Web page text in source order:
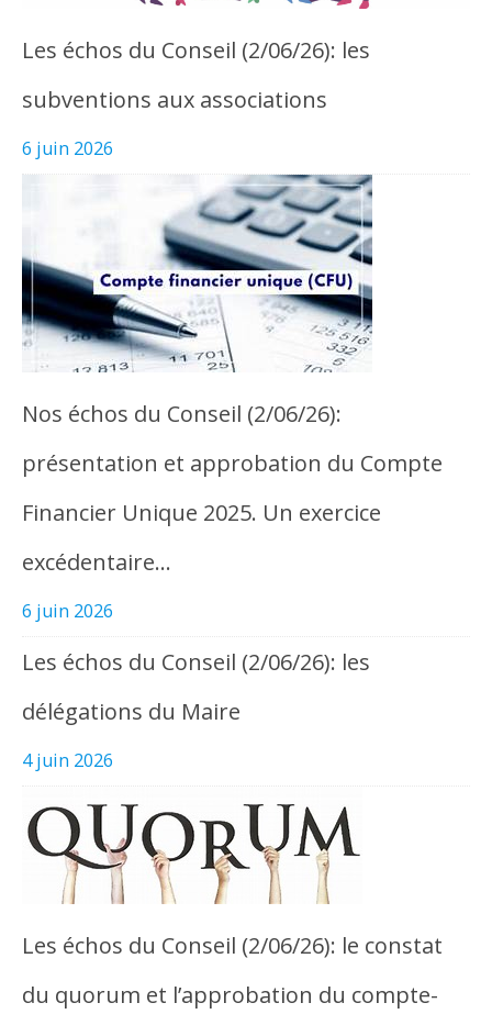
Les échos du Conseil (2/06/26): les
subventions aux associations
6 juin 2026
Nos échos du Conseil (2/06/26):
présentation et approbation du Compte
Financier Unique 2025. Un exercice
excédentaire…
6 juin 2026
Les échos du Conseil (2/06/26): les
délégations du Maire
4 juin 2026
Les échos du Conseil (2/06/26): le constat
du quorum et l’approbation du compte-